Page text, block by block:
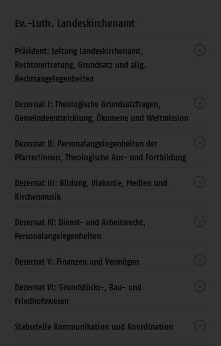
Ev.-Luth. Landeskirchenamt
Präsident: Leitung Landeskirchenamt,
Rechtsvertretung, Grundsatz und allg.
Rechtsangelegenheiten
Dezernat I: Theologische Grundsatzfragen,
Gemeindeentwicklung, Ökumene und Weltmission
Dezernat II: Personalangelegenheiten der
Pfarrer/innen, Theologische Aus- und Fortbildung
Dezernat III: Bildung, Diakonie, Medien und
Kirchenmusik
Dezernat IV: Dienst- und Arbeitsrecht,
Personalangelegenheiten
Dezernat V: Finanzen und Vermögen
Dezernat VI: Grundstücks-, Bau- und
Friedhofswesen
Stabsstelle Kommunikation und Koordination